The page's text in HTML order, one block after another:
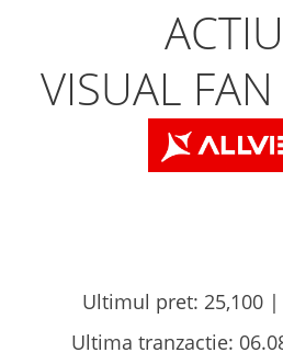
VISUAL FAN
Ultimul pret: 25,100 |
Ultima tranzactie: